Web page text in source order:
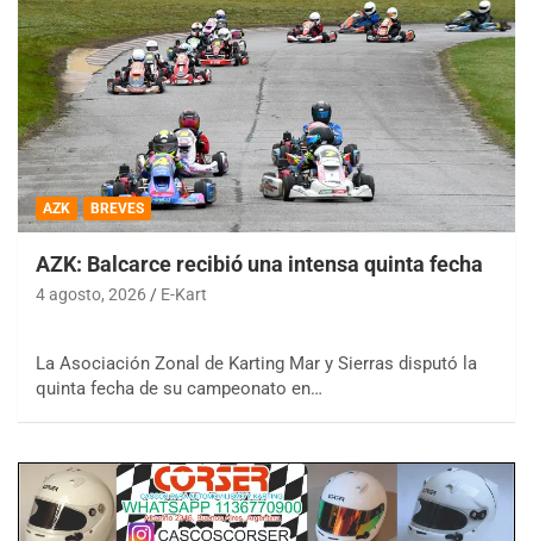
AZK BREVES
AZK: Balcarce recibió una intensa quinta fecha
4 agosto, 2026 E-Kart
La Asociación Zonal de Karting Mar y Sierras disputó la
quinta fecha de su campeonato en…